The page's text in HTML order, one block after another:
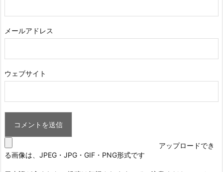
メールアドレス
ウェブサイト
アップロードでき
る画像は、JPEG・JPG・GIF・PNG形式です